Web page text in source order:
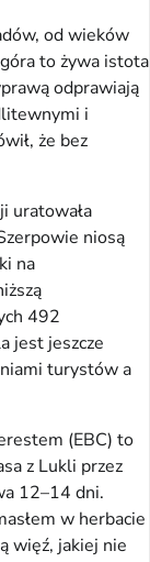
od wieków
to żywa istota
odprawiają
i
że bez
uratowała
niosą
na
492
jest jeszcze
turystów a
(EBC) to
z Lukli przez
12–14 dni.
w herbacie
więź, jakiej nie